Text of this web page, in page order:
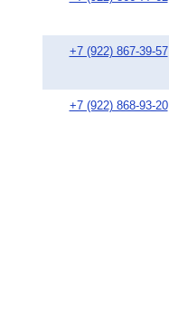
+7 (922) 867-39-57
+7 (922) 868-93-20